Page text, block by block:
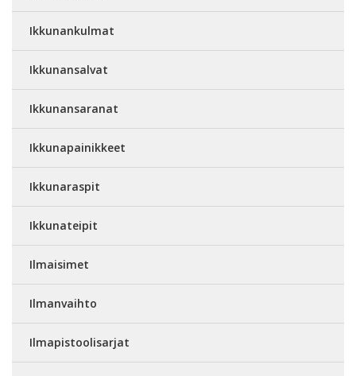
Ikkunankulmat
Ikkunansalvat
Ikkunansaranat
Ikkunapainikkeet
Ikkunaraspit
Ikkunateipit
Ilmaisimet
Ilmanvaihto
Ilmapistoolisarjat